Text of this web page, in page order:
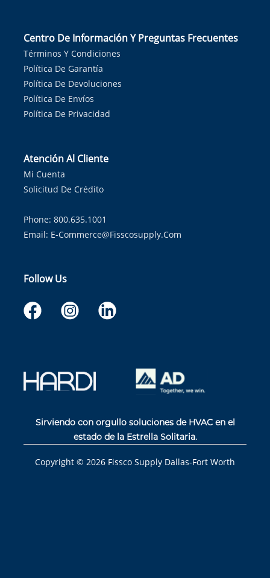
Centro De Información Y Preguntas Frecuentes
Términos Y Condiciones
Política De Garantía
Política De Devoluciones
Política De Envíos
Política De Privacidad
Atención Al Cliente
Mi Cuenta
Solicitud De Crédito
Phone: 800.635.1001
Email: E-Commerce@fisscosupply.com
Follow Us
Sirviendo con orgullo soluciones de HVAC en el
estado de la Estrella Solitaria.
Copyright © 2026 Fissco Supply Dallas-Fort Worth